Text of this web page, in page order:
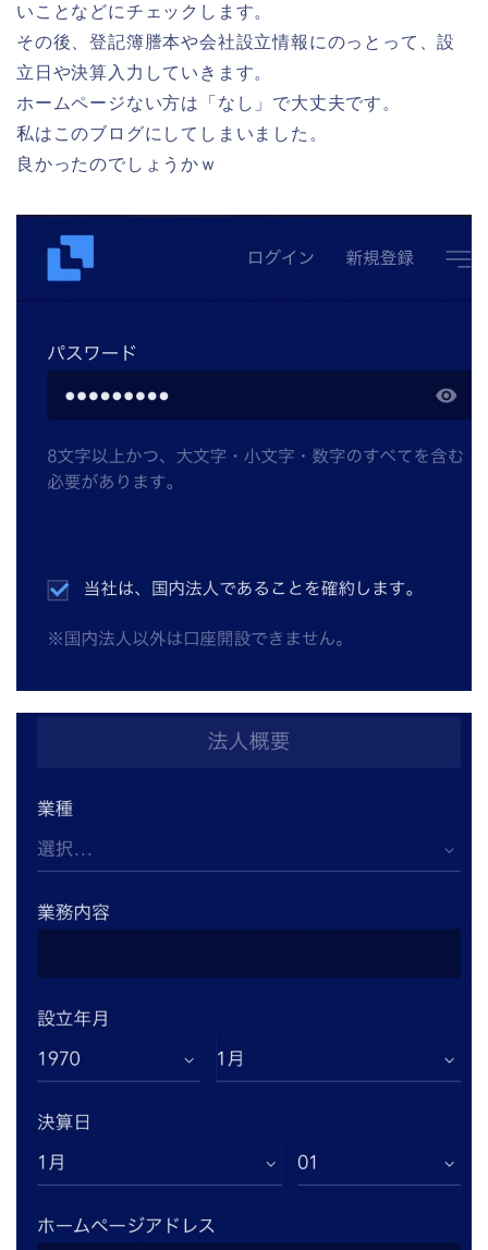
いことなどにチェックします。
その後、登記簿謄本や会社設立情報にのっとって、設
立日や決算入力していきます。
ホームページない方は「なし」で大丈夫です。
私はこのブログにしてしまいました。
良かったのでしょうかｗ